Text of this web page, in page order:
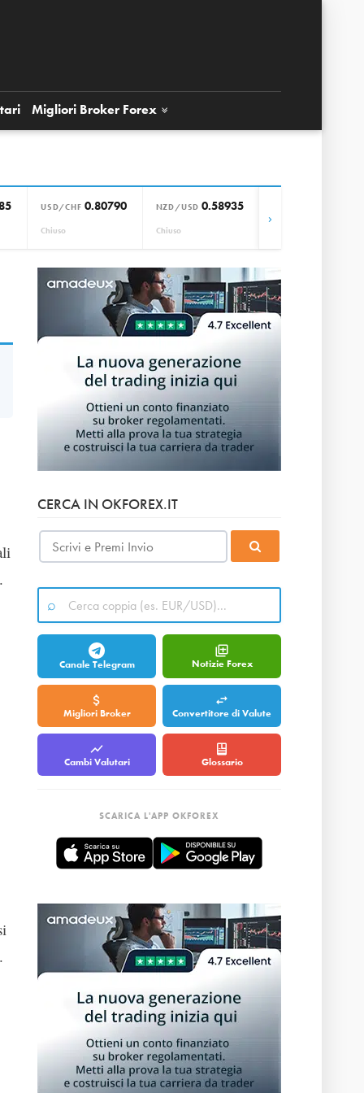
Migliori Broker Forex
USD/CHF 0.80790
Chiuso
NZD/USD 0.58935
Chiuso
›
CERCA IN OKFOREX.IT
Canale Telegram Notizie Forex
Migliori Broker Convertitore di Valute
Cambi Valutari Glossario
SCARICA L'APP OKFOREX